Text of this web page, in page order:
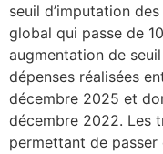
seuil d’imputation
global qui passe de
augmentation de
dépenses réalisées
décembre 2025 et
décembre 2022. Les
permettant de passer